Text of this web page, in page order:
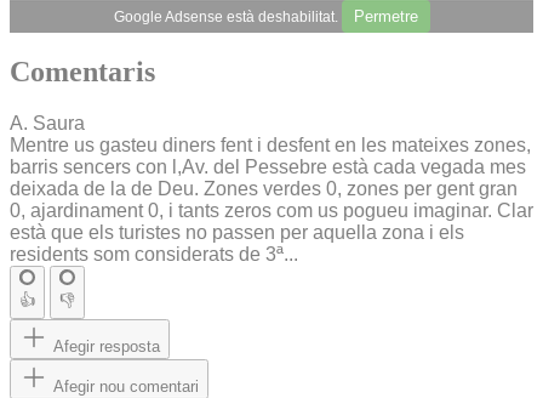
Google Adsense està deshabilitat. Permetre
Comentaris
A. Saura
Mentre us gasteu diners fent i desfent en les mateixes zones,
barris sencers con l,Av. del Pessebre està cada vegada mes
deixada de la de Deu. Zones verdes 0, zones per gent gran
0, ajardinament 0, i tants zeros com us pogueu imaginar. Clar
està que els turistes no passen per aquella zona i els
residents som considerats de 3ª...
👍 👎
Afegir resposta
Afegir nou comentari